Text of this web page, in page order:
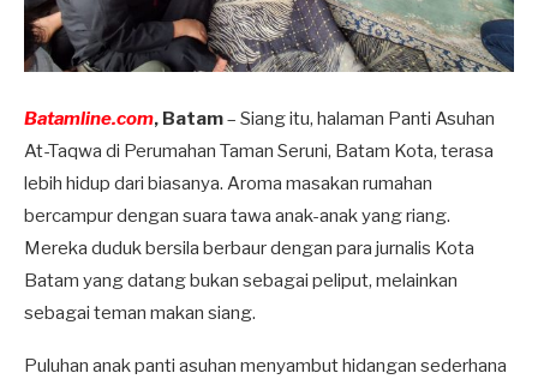
Batamline.com, Batam– Siang itu, halaman Panti Asuhan
At-Taqwa di Perumahan Taman Seruni, Batam Kota, terasa
lebih hidup dari biasanya. Aroma masakan rumahan
bercampur dengan suara tawa anak-anak yang riang.
Mereka duduk bersila berbaur dengan para jurnalis Kota
Batam yang datang bukan sebagai peliput, melainkan
sebagai teman makan siang.
Puluhan anak panti asuhan menyambut hidangan sederhana